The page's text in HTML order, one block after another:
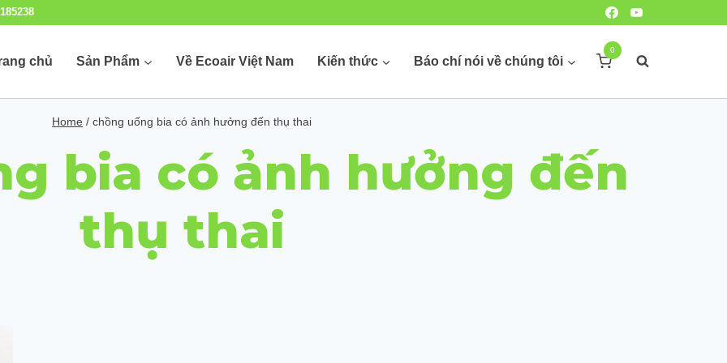
chủ Sản Phẩm Về Ecoair Việt Nam Kiến thức Báo chí nói về chúng tôi
0
Home / chồng uống bia có ảnh hưởng đến thụ thai
bia có ảnh hưởng đến
thụ thai